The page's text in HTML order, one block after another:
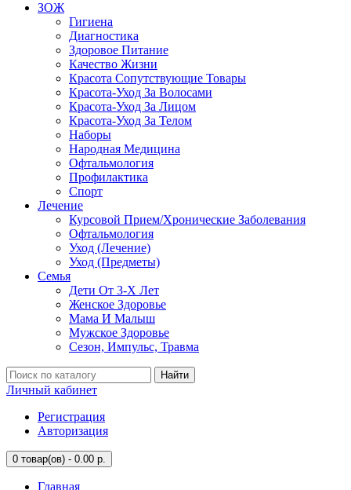
ЗОЖ
Гигиена
Диагностика
Здоровое Питание
Качество Жизни
Красота Сопутствующие Товары
Красота-Уход За Волосами
Красота-Уход За Лицом
Красота-Уход За Телом
Наборы
Народная Медицина
Офтальмология
Профилактика
Спорт
Лечение
Курсовой Прием/Хронические Заболевания
Офтальмология
Уход (Лечение)
Уход (Предметы)
Семья
Дети От 3-Х Лет
Женское Здоровье
Мама И Малыш
Мужское Здоровье
Сезон, Импульс, Травма
Найти
Личный кабинет
Регистрация
Авторизация
0 товар(ов) - 0.00 р.
Главная